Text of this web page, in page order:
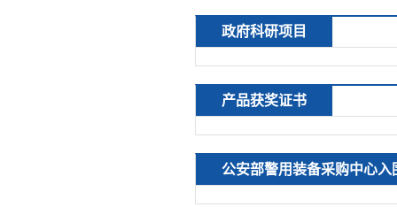
政府科研项目
产品获奖证书
公安部警用装备采购中心入